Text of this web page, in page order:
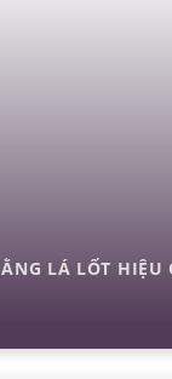
LÁ LỐT HIỆU